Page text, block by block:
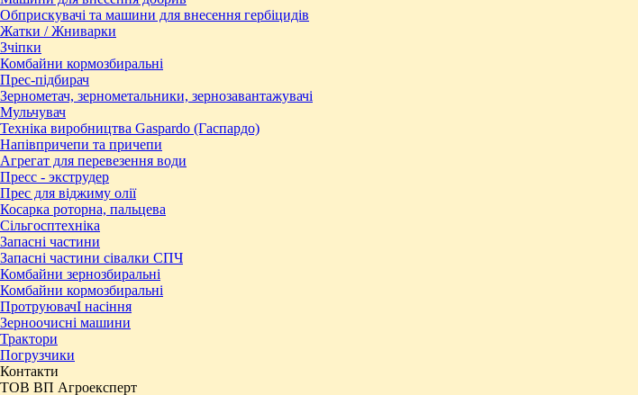
Обприскувачі та машини для внесення гербіцидів
Жатки / Жниварки
Зчіпки
Комбайни кормозбиральні
Прес-підбирач
Зернометач, зернометальники, зернозавантажувачі
Мульчувач
Техніка виробництва Gaspardo (Гаспардо)
Напівпричепи та причепи
Агрегат для перевезення води
Пресc - экструдер
Прес для віджиму олії
Косарка роторна, пальцева
Сільгосптехніка
Запасні частини
Запасні частини сівалки СПЧ
Комбайни зернозбиральні
Комбайни кормозбиральні
ПротруювачІ насіння
Зерноочисні машини
Трактори
Погрузчики
Контакти
ТОВ ВП Агроексперт